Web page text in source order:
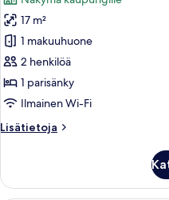
huonetyypin
Kahden
hengen
huone
(with
Breakfast
2,
17 m²
1 makuuhuone
2 henkilöä
1 parisänky
Ilmainen Wi-Fi
Lisätietoja
Lisätietoja
huone